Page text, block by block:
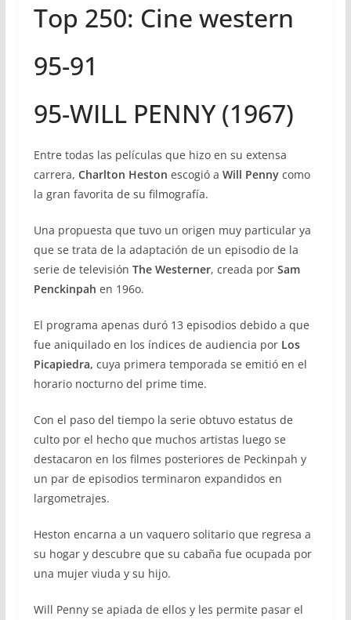
Top 250: Cine western
95-91
95-WILL PENNY (1967)
Entre todas las películas que hizo en su extensa
carrera, Charlton Heston escogió a Will Pennycomo
la gran favorita de su filmografía.
Una propuesta que tuvo un origen muy particular ya
que se trata de la adaptación de un episodio de la
serie de televisión The Westerner, creada por Sam
Penckinpah en 196o.
El programa apenas duró 13 episodios debido a que
fue aniquilado en los índices de audiencia por Los
Picapiedra, cuya primera temporada se emitió en el
horario nocturno del prime time.
Con el paso del tiempo la serie obtuvo estatus de
culto por el hecho que muchos artistas luego se
destacaron en los filmes posteriores de Peckinpah y
un par de episodios terminaron expandidos en
largometrajes.
Heston encarna a un vaquero solitario que regresa a
su hogar y descubre que su cabaña fue ocupada por
una mujer viuda y su hijo.
Will Penny se apiada de ellos y les permite pasar el